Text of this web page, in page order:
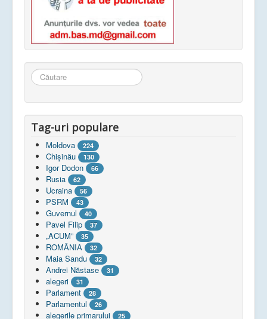
Căutare
...
Tag-uri populare
Moldova 224
Chişinău 130
Igor Dodon 66
Rusia 62
Ucraina 56
PSRM 43
Guvernul 40
Pavel Filip 37
„ACUM” 35
ROMÂNIA 32
Maia Sandu 32
Andrei Năstase 31
alegeri 31
Parlament 28
Parlamentul 26
alegerile primarului 25